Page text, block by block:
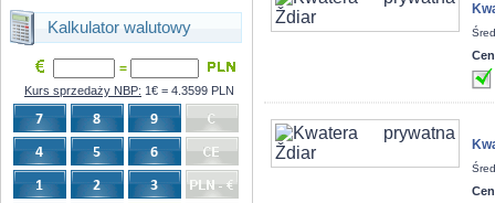
Kalkulator walutowy
=
Kurs sprzedaży NBP: 1€ = 4.3599 PLN